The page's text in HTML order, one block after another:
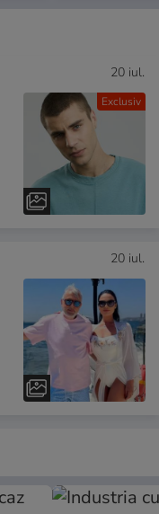
Exclusiv
20 iul.
20 iul.